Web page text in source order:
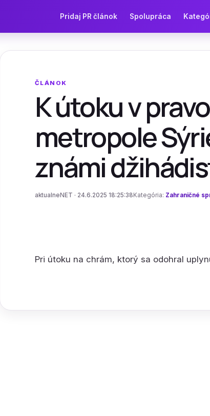
Pridaj PR článok Spolupráca
ČLÁNOK
K útoku v
metropole
známi
aktualneNET · 24.6.2025 18:25:38 Kategória: Zahraničné
Pri útoku na chrám, ktorý sa odohral